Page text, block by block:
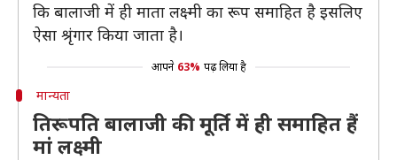
कि बालाजी में ही माता लक्ष्‍मी का रूप समाहित है इसलिए
ऐसा श्रृंगार किया जाता है।
आपने 63% पढ़ लिया है
मान्यता
तिरूपति बालाजी की मूर्ति में ही समाहित हैं
मां लक्ष्मी